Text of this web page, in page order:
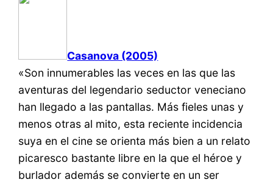
Casanova (2005)
«Son innumerables las veces en las que las
aventuras del legendario seductor veneciano
han llegado a las pantallas. Más fieles unas y
menos otras al mito, esta reciente incidencia
suya en el cine se orienta más bien a un relato
picaresco bastante libre en la que el héroe y
burlador además se convierte en un ser